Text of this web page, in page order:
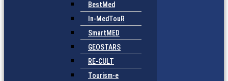
BestMed
In-MedTouR
SmartMED
GEOSTARS
RE-CULT
Tourism-e